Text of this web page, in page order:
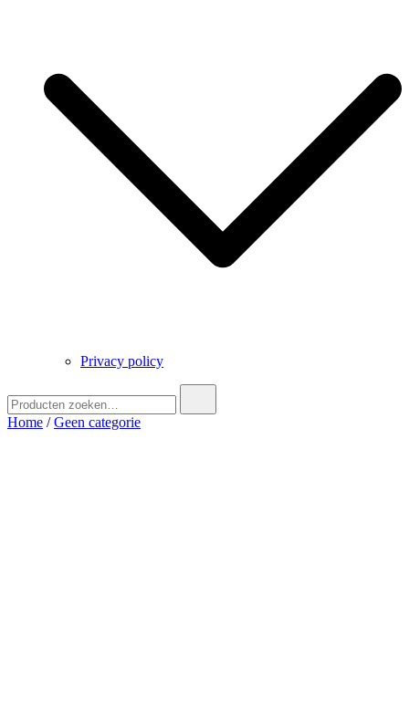
Privacy policy
naar:
Home /Geen categorie